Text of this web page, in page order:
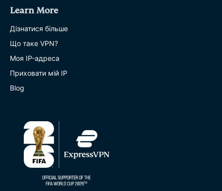
Learn More
Дізнатися більше
Що таке VPN?
Моя IP-адреса
Приховати мій IP
Blog